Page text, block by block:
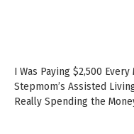
I Was Paying $2,500
Stepmom’s Assisted
Really Spending the